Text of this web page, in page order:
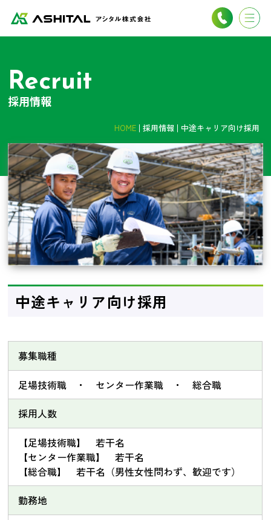
Recruit
採用情報
HOME 採用情報 中途キャリア向け採用
中途キャリア向け採用
募集職種
足場技術職 ・ センター作業職 ・ 総合職
採用人数
【足場技術職】 若干名
【センター作業職】 若干名
【総合職】 若干名（男性女性問わず、歓迎です）
勤務地